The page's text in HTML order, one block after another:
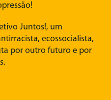
Juntos!, um
ecossocialista,
por outro futuro e por